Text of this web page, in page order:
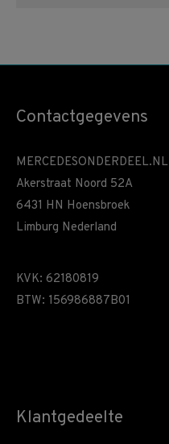
Contactgegevens
MERCEDESONDERDEEL.NL
Akerstraat Noord 52A
6431 HN Hoensbroek
Limburg Nederland
KVK: 62180819
BTW: 156986887B01
Klantgedeelte